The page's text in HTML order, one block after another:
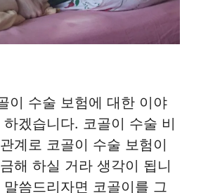
이 수술 보험에 대한 이야
겠습니다. 코골이 수술 비
계로 코골이 수술 보험이
해 하실 거라 생각이 됩니
씀드리자면 코골이를 그